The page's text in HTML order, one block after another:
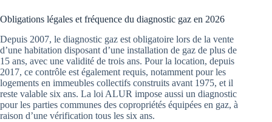
Obligations légales et fréquence du diagnostic gaz en 2026
Depuis 2007, le diagnostic gaz est obligatoire lors de la vente
d’une habitation disposant d’une installation de gaz de plus de
15 ans, avec une validité de trois ans. Pour la location, depuis
2017, ce contrôle est également requis, notamment pour les
logements en immeubles collectifs construits avant 1975, et il
reste valable six ans. La loi ALUR impose aussi un diagnostic
pour les parties communes des copropriétés équipées en gaz, à
raison d’une vérification tous les six ans.